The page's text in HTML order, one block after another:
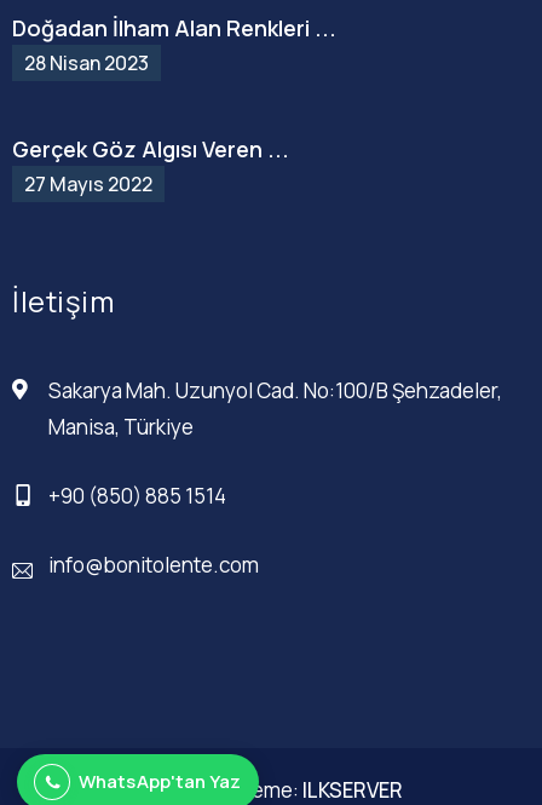
Doğadan İlham Alan Renkleri ...
28 Nisan 2023
Gerçek Göz Algısı Veren ...
27 Mayıs 2022
İletişim
Sakarya Mah. Uzunyol Cad. No:100/B Şehzadeler,
Manisa, Türkiye
+90 (850) 885 1514
info@bonitolente.com
Web Düzenleme: ILKSERVER
WhatsApp'tan Yaz